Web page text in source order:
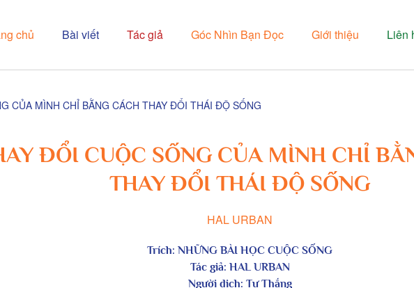
chủ Bài viết Tác giả Góc Nhìn Bạn Đọc Giới thiệu Liên
CỦA MÌNH CHỈ BẰNG CÁCH THAY ĐỔI THÁI ĐỘ SỐNG
ĐỔI CUỘC SỐNG CỦA MÌNH CHỈ
THAY ĐỔI THÁI ĐỘ SỐNG
HAL URBAN
Trích: NHỮNG BÀI HỌC CUỘC SỐNG
Tác giả: HAL URBAN
Người dịch: Tư Thắng